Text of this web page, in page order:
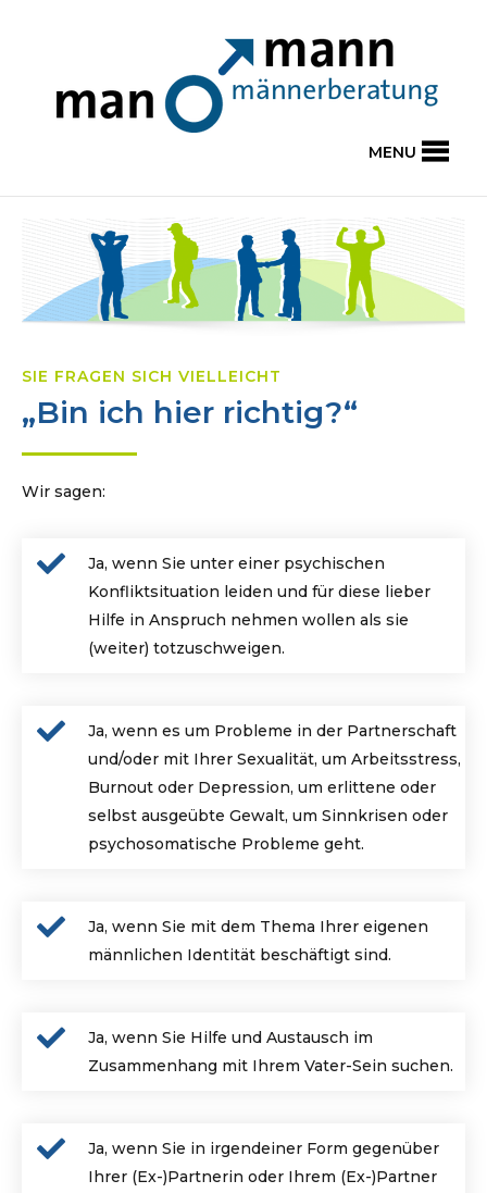
MENU
SIE FRAGEN SICH VIELLEICHT
„Bin ich hier richtig?“
Wir sagen:
Ja, wenn Sie unter einer psychischen
Konfliktsituation leiden und für diese lieber
Hilfe in Anspruch nehmen wollen als sie
(weiter) totzuschweigen.
Ja, wenn es um Probleme in der Partnerschaft
und/oder mit Ihrer Sexualität, um Arbeitsstress,
Burnout oder Depression, um erlittene oder
selbst ausgeübte Gewalt, um Sinnkrisen oder
psychosomatische Probleme geht.
Ja, wenn Sie mit dem Thema Ihrer eigenen
männlichen Identität beschäftigt sind.
Ja, wenn Sie Hilfe und Austausch im
Zusammenhang mit Ihrem Vater-Sein suchen.
Ja, wenn Sie in irgendeiner Form gegenüber
Ihrer (Ex-)Partnerin oder Ihrem (Ex-)Partner